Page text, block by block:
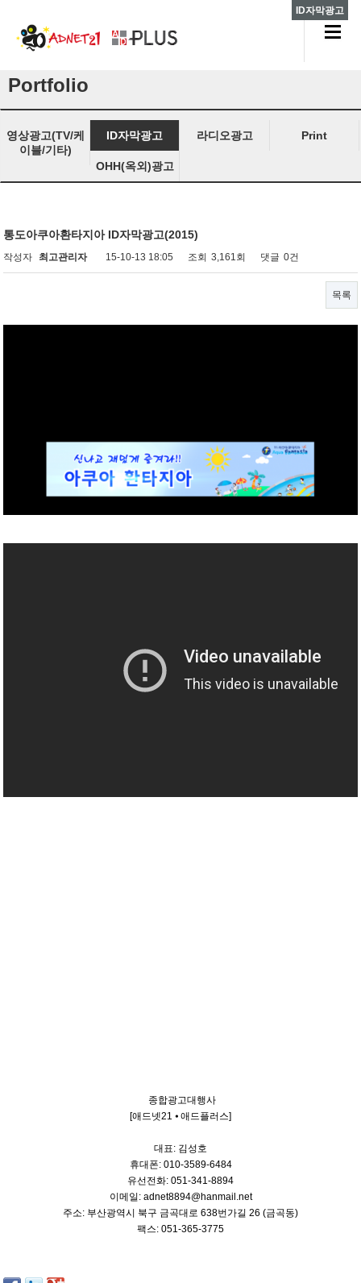
Portfolio
영상광고(TV/케
이블/기타)
ID자막광고 라디오광고 Print
OHH(옥외)광고
ID자막광고
통도아쿠아환타지아 ID자막광고(2015)
작성자 최고관리자 15-10-13 18:05 조회 3,161회 댓글 0건
목록
종합광고대행사
[애드넷21 ⦁ 애드플러스]
대표: 김성호
휴대폰: 010-3589-6484
유선전화: 051-341-8894
이메일: adnet8894@hanmail.net
주소: 부산광역시 북구 금곡대로 638번가길 26 (금곡동)
팩스: 051-365-3775